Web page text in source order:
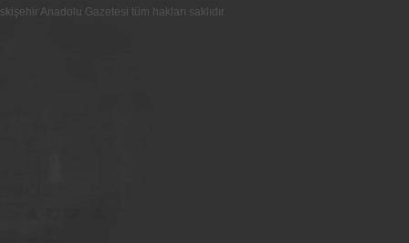
Anadolu Gazetesi tüm hakları saklıdır